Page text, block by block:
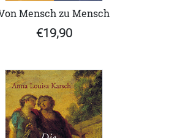
Mensch zu Mensch
€19,90